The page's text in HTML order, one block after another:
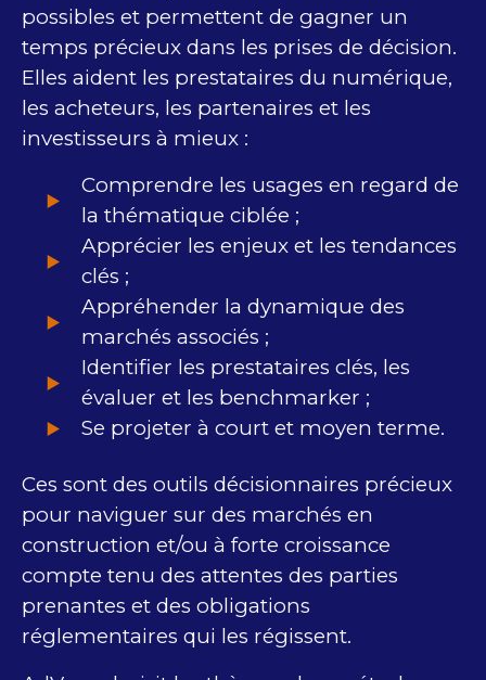
possibles et permettent de gagner un
temps précieux dans les prises de décision.
Elles aident les prestataires du numérique,
les acheteurs, les partenaires et les
investisseurs à mieux :
Comprendre les usages en regard de
la thématique ciblée ;
Apprécier les enjeux et les tendances
clés ;
Appréhender la dynamique des
marchés associés ;
Identifier les prestataires clés, les
évaluer et les benchmarker ;
Se projeter à court et moyen terme.
Ces sont des outils décisionnaires précieux
pour naviguer sur des marchés en
construction et/ou à forte croissance
compte tenu des attentes des parties
prenantes et des obligations
réglementaires qui les régissent.